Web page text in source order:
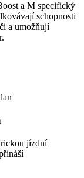
a M specifický
schopnosti
a umožňují
jízdní